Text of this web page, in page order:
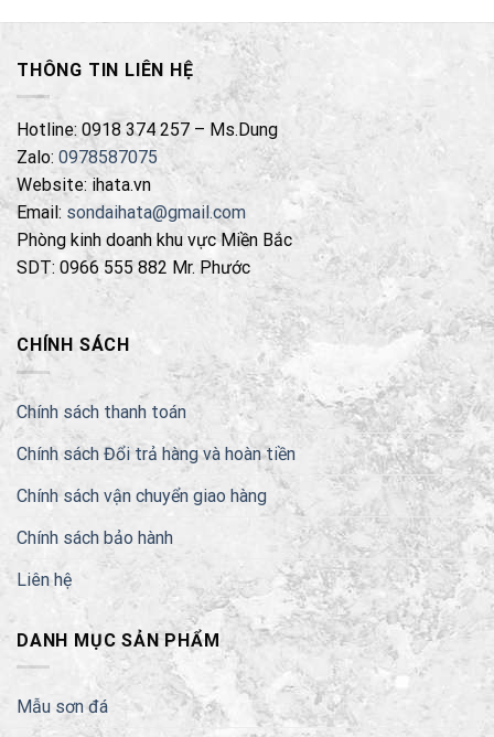
THÔNG TIN LIÊN HỆ
Hotline: 0918 374 257 – Ms.Dung
Zalo: 0978587075
Website: ihata.vn
Email: sondaihata@gmail.com
Phòng kinh doanh khu vực Miền Bắc
SDT: 0966 555 882 Mr. Phước
CHÍNH SÁCH
Chính sách thanh toán
Chính sách Đổi trả hàng và hoàn tiền
Chính sách vận chuyển giao hàng
Chính sách bảo hành
Liên hệ
DANH MỤC SẢN PHẨM
Mẫu sơn đá